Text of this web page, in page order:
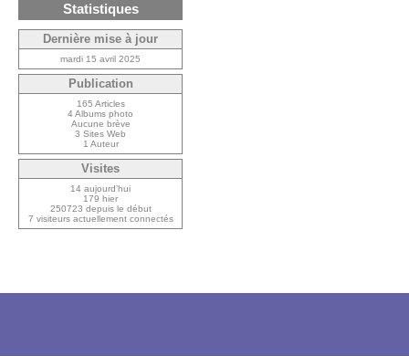
Statistiques
Dernière mise à jour
mardi 15 avril 2025
Publication
165 Articles
4 Albums photo
Aucune brève
3 Sites Web
1 Auteur
Visites
14 aujourd’hui
179 hier
250723 depuis le début
7 visiteurs actuellement connectés